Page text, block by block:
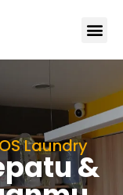
Laundry
&